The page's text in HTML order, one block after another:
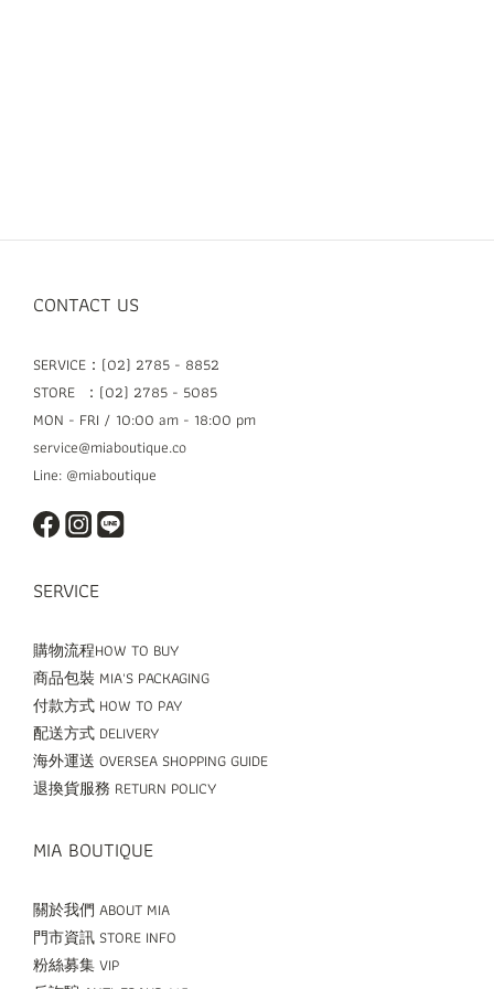
CONTACT US
SERVICE：(02) 2785 - 8852
STORE ：(02) 2785 - 5085
MON - FRI / 10:00 am - 18:00 pm
service@miaboutique.co
Line: @miaboutique
SERVICE
購物流程HOW TO BUY
商品包裝 MIA'S PACKAGING
付款方式 HOW TO PAY
配送方式 DELIVERY
海外運送 OVERSEA SHOPPING GUIDE
退換貨服務 RETURN POLICY
MIA BOUTIQUE
關於我們 ABOUT MIA
門市資訊 STORE INFO
粉絲募集 VIP